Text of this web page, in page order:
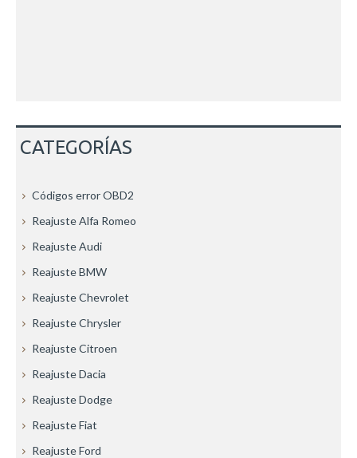
CATEGORÍAS
Códigos error OBD2
Reajuste Alfa Romeo
Reajuste Audi
Reajuste BMW
Reajuste Chevrolet
Reajuste Chrysler
Reajuste Citroen
Reajuste Dacia
Reajuste Dodge
Reajuste Fiat
Reajuste Ford